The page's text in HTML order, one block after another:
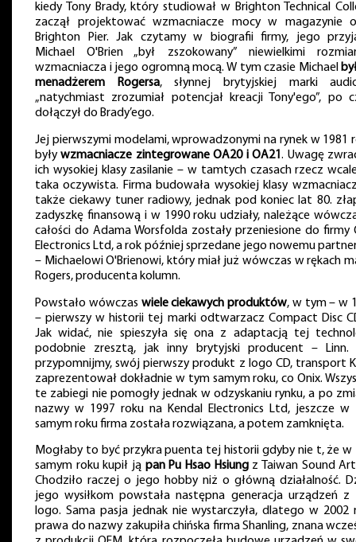
kiedy Tony Brady, który studiował w Brighton Technical
zaczął projektować wzmacniacze mocy w magazynie
Brighton Pier. Jak czytamy w biografii firmy, jego
Michael O'Brien „był zszokowany” niewielkimi
wzmacniacza i jego ogromną mocą. W tym czasie Michael
menadżerem Rogersa, słynnej brytyjskiej marki
„natychmiast zrozumiał potencjał kreacji Tony'ego”, po
dołączył do Brady’ego.
Jej pierwszymi modelami, wprowadzonymi na rynek w 1981
byływzmacniacze zintegrowane OA20 i OA21. Uwagę
ich wysokiej klasy zasilanie – w tamtych czasach rzecz
taka oczywista. Firma budowała wysokiej klasy
także ciekawy tuner radiowy, jednak pod koniec lat 80.
zadyszkę finansową i w 1990 roku udziały, należące
całości do Adama Worsfolda zostały przeniesione do firmy
Electronics Ltd, a rok później sprzedane jego nowemu
– Michaelowi O'Brienowi, który miał już wówczas w rękach
Rogers, producenta kolumn.
Powstało wówczas wiele ciekawych produktów, w tym – w
– pierwszy w historii tej marki odtwarzacz Compact Disc
Jak widać, nie spieszyła się ona z adaptacją tej
podobnie zresztą, jak inny brytyjski producent – Linn.
przypomnijmy, swój pierwszy produkt z logo CD, transport
zaprezentował dokładnie w tym samym roku, co Onix.
te zabiegi nie pomogły jednak w odzyskaniu rynku, a po
nazwy w 1997 roku na Kendal Electronics Ltd, jeszcze w
samym roku firma została rozwiązana, a potem zamknięta.
Mogłaby to być przykra puenta tej historii gdyby nie t, że
samym roku kupił ją pan Pu Hsao Hsiungz Taiwan Sound
Chodziło raczej o jego hobby niż o główną działalność.
jego wysiłkom powstała następna generacja urządzeń z
logo. Sama pasja jednak nie wystarczyła, dlatego w 2002
prawa do nazwy zakupiła chińska firma Shanling, znana